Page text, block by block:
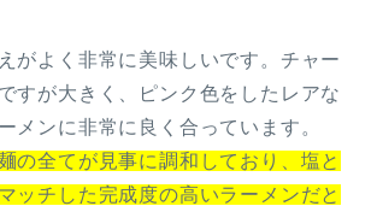
がよく非常に美味しいです。チャー
すが大きく、ピンク色をしたレアな
メンに非常に良く合っています。
の全てが見事に調和しており、塩と
ッチした完成度の高いラーメンだと